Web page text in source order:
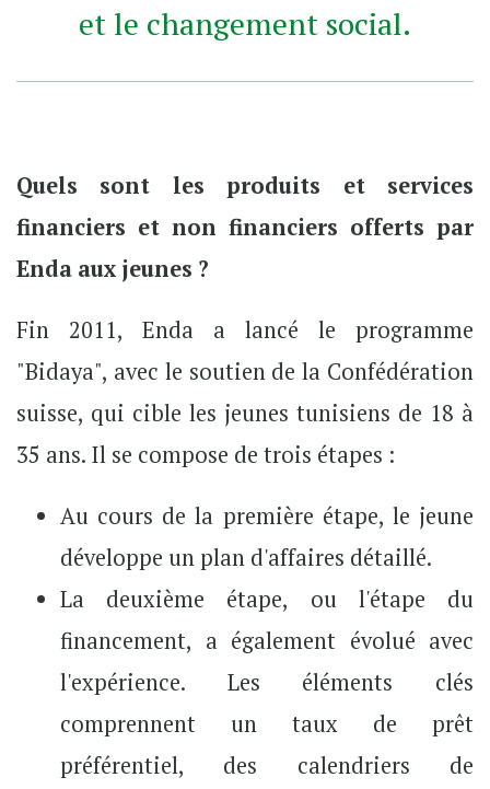
et le changement social.
Quels sont les produits et services
financiers et non financiers offerts par
Enda aux jeunes ?
Fin 2011, Enda a lancé le programme
"Bidaya", avec le soutien de la Confédération
suisse, qui cible les jeunes tunisiens de 18 à
35 ans. Il se compose de trois étapes :
Au cours de la première étape, le jeune
développe un plan d'affaires détaillé.
La deuxième étape, ou l'étape du
financement, a également évolué avec
l'expérience. Les éléments clés
comprennent un taux de prêt
préférentiel, des calendriers de